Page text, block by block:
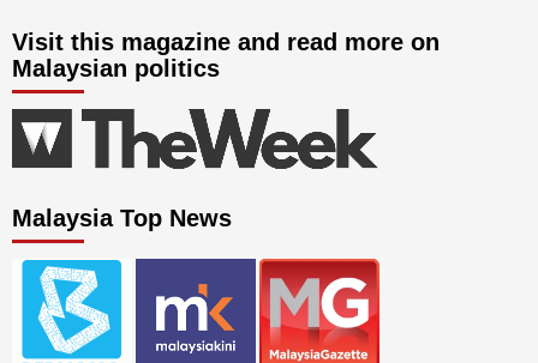
Visit this magazine and read more on
Malaysian politics
Malaysia Top News